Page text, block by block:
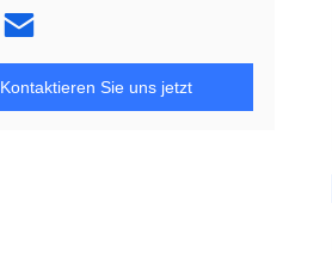
Kontaktieren Sie uns jetzt